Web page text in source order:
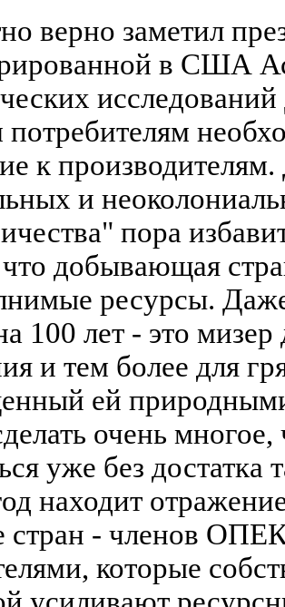
верно заметил
в США
к производителям.
и
пора
добывающая
ресурсы.
100 лет - это
и тем более для
ей
очень
уже без
находит
стран - членов
которые